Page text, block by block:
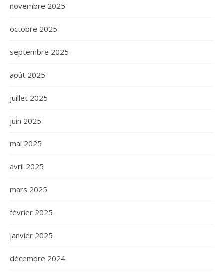
novembre 2025
octobre 2025
septembre 2025
août 2025
juillet 2025
juin 2025
mai 2025
avril 2025
mars 2025
février 2025
janvier 2025
décembre 2024